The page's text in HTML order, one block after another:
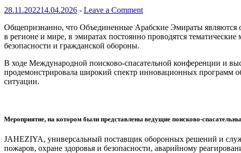
28.11.202214.04.2026 - Leave a Comment
Общепризнанно, что Объединенные Арабские Эмираты являются
в регионе и мире, в эмиратах постоянно проводятся
безопасности и гражданской обороны.
В ходе Международной поисково-спасательной конференции и
продемонстрировала широкий спектр инновационных программ
ситуации.
Мероприятие, на котором были представлены ведущие поисково-
JAHEZIYA, универсальный поставщик оборонных решений и
пожаров, охране здоровья и безопасности, аварийному